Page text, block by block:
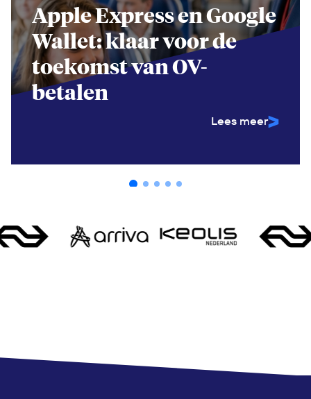
Apple Express en Google
Wallet: klaar voor de
toekomst van OV-
betalen
Lees meer